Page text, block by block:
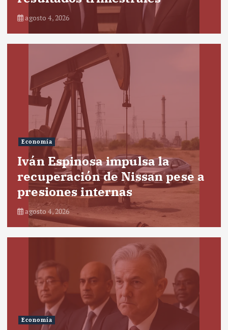
agosto 4, 2026
Economía
Iván Espinosa impulsa la
recuperación de Nissan pese a
presiones internas
agosto 4, 2026
Economía